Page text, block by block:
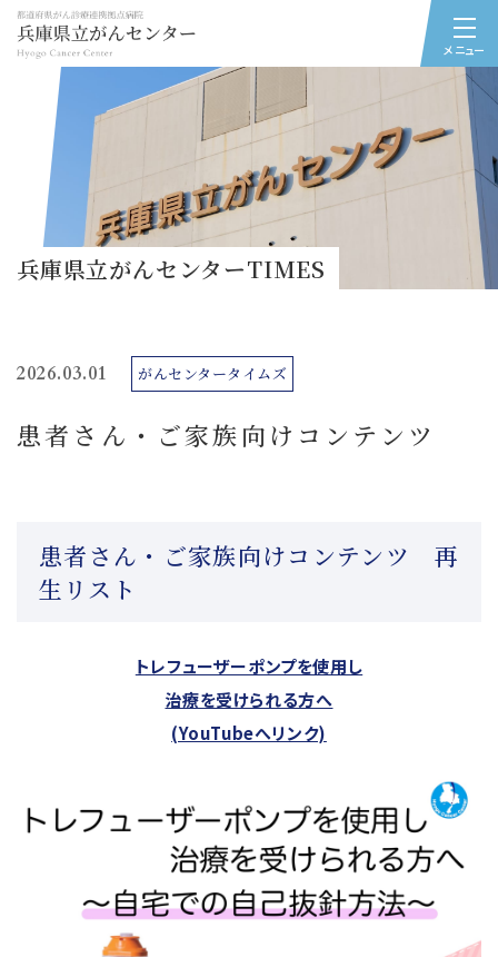
メニュー
兵庫県立がんセンターTIMES
2026.03.01 がんセンタータイムズ
患者さん・ご家族向けコンテンツ
患者さん・ご家族向けコンテンツ 再
生リスト
トレフューザーポンプを使用し
治療を受けられる方へ
(YouTubeへリンク)